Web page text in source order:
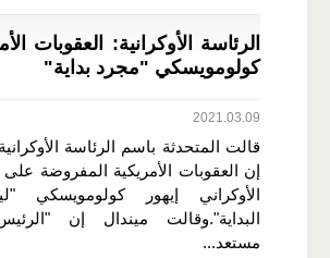
الرئاسة الأوكرانية: العقوبات
كولومويسكي "مجرد بداية"
2021.03.09
قالت المتحدثة باسم الرئاسة
إن العقوبات الأمريكية المفروضة
الأوكراني إيهور
البداية".وقالت ميندال إن
مستعد...